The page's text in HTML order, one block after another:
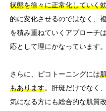
状態を徐々に正常化していく
的に変化させるのではなく、
を積み重ねていくアプローチ
応として理にかなっています。
さらに、ピコトーニングには
もあります。肝斑だけでなく
気になる方にも総合的な肌質